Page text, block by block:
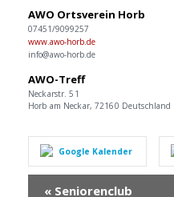
AWO Ortsverein Horb
07451/9099257
www.awo-horb.de
info@awo-horb.de
AWO-Treff
Neckarstr. 51
Horb am Neckar, 72160 Deutschland
Google Kalender
« Seniorenclub